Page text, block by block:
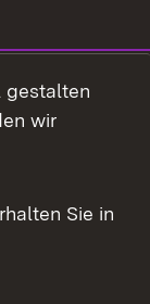
gestalten
wir
Sie in